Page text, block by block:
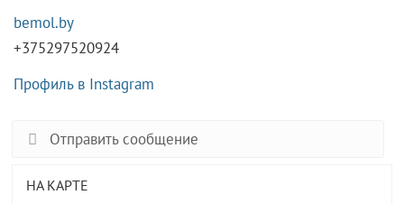
bemol.by
+375297520924
Профиль в Instagram
Отправить сообщение
НА КАРТЕ